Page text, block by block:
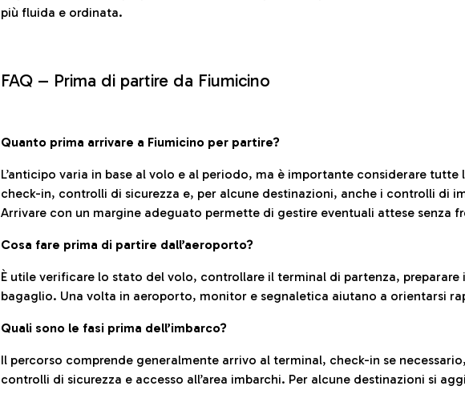
più fluida e ordinata.
FAQ – Prima di partire da Fiumicino
Quanto prima arrivare a Fiumicino per partire?
L’anticipo varia in base al volo e al periodo, ma è importante considerare tutte
check-in, controlli di sicurezza e, per alcune destinazioni, anche i controlli di
Arrivare con un margine adeguato permette di gestire eventuali attese senza
Cosa fare prima di partire dall’aeroporto?
È utile verificare lo stato del volo, controllare il terminal di partenza,
bagaglio. Una volta in aeroporto, monitor e segnaletica aiutano a orientarsi
Quali sono le fasi prima dell’imbarco?
Il percorso comprende generalmente arrivo al terminal, check-in se
controlli di sicurezza e accesso all’area imbarchi. Per alcune destinazioni si